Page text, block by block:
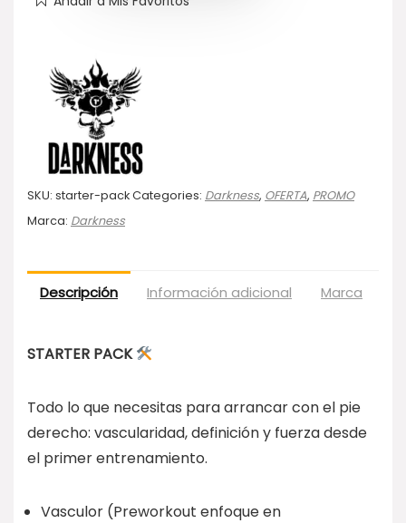
SKU: starter-packCategories: Darkness, OFERTA, PROMO
Marca: Darkness
Descripción Información adicional Marca
STARTER PACK
Todo lo que necesitas para arrancar con el pie
derecho: vascularidad, definición y fuerza desde
el primer entrenamiento.
Vasculor (Preworkout enfoque en